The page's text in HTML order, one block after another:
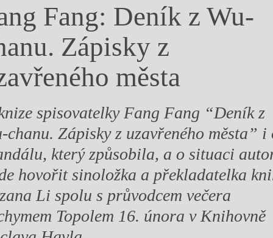
Fang: Deník z Wu-
Zápisky z
města
spisovatelky Fang Fang “Deník z
chanu. Zápisky z uzavřeného města” i
který způsobila, a o situaci
hovořit sinoložka a překladatelka
Li spolu s průvodcem večera
Topolem 16. února v Knihovně